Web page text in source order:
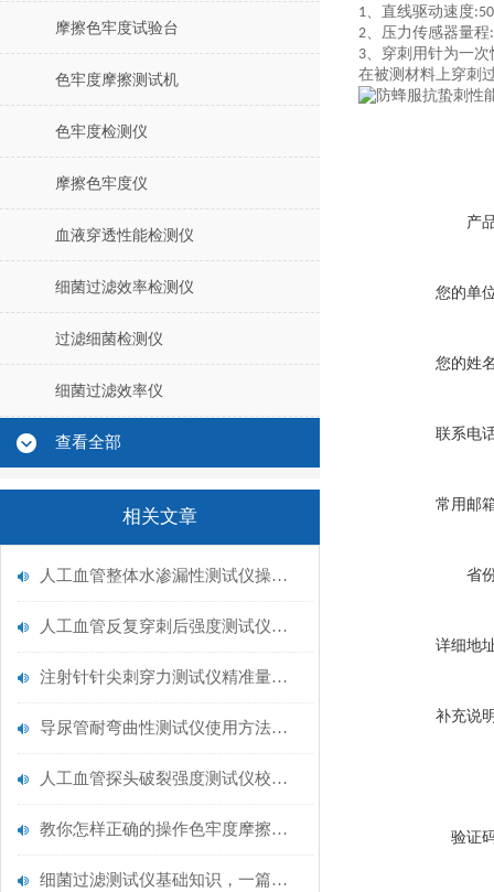
摩擦色牢度试验台
色牢度摩擦测试机
色牢度检测仪
摩擦色牢度仪
血液穿透性能检测仪
细菌过滤效率检测仪
过滤细菌检测仪
细菌过滤效率仪
查看全部
相关文章
人工血管整体水渗漏性测试仪操作中最容易出错的步骤
人工血管反复穿刺后强度测试仪是什么？透析患者的“生命管“质量靠它把关！
注射针针尖刺穿力测试仪精准量化针尖锋利度，构筑临床安全防线
导尿管耐弯曲性测试仪使用方法与操作规范
人工血管探头破裂强度测试仪校准规范：精准赋能医疗安全的技术基准
教你怎样正确的操作色牢度摩擦测试机
细菌过滤测试仪基础知识，一篇搞定
1、 直线驱动速度
2、 压力传感器量程
3、 穿刺用针为一
在被测材料上穿刺
产
您的单
您的姓
联系电
常用邮
省
详细地
补充说
验证